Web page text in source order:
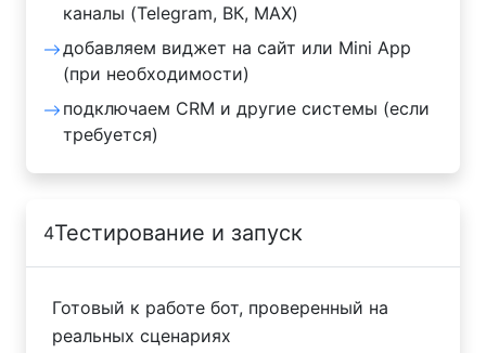
каналы (Telegram, ВК, MAX)
добавляем виджет на сайт или Mini App
(при необходимости)
подключаем CRM и другие системы (если
требуется)
4Тестирование и запуск
Готовый к работе бот, проверенный на
реальных сценариях